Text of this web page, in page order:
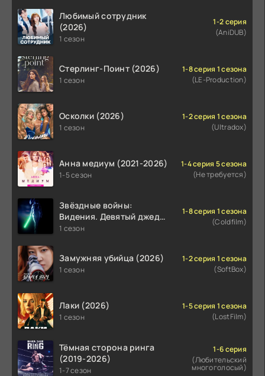
Любимый сотрудник
(2026)
1 сезон
1-2 серия
(AniDUB)
Стерлинг-Поинт (2026)
1 сезон
1-8 серия 1 сезона
(LE-Production)
Осколки (2026)
1 сезон
1-2 серия 1 сезона
(Ultradox)
Анна медиум (2021-2026)
1-5 сезон
1-4 серия 5 сезона
(Не требуется)
Звёздные войны:
Видения. Девятый джедай
(2026)
1 сезон
1-8 серия 1 сезона
(Coldfilm)
Замужняя убийца (2026)
1 сезон
1-2 серия 1 сезона
(SoftBox)
Лаки (2026)
1 сезон
1-5 серия 1 сезона
(LostFilm)
Тёмная сторона ринга
(2019-2026)
1-7 сезон
1-6 серия
(Любительский
многоголосый)